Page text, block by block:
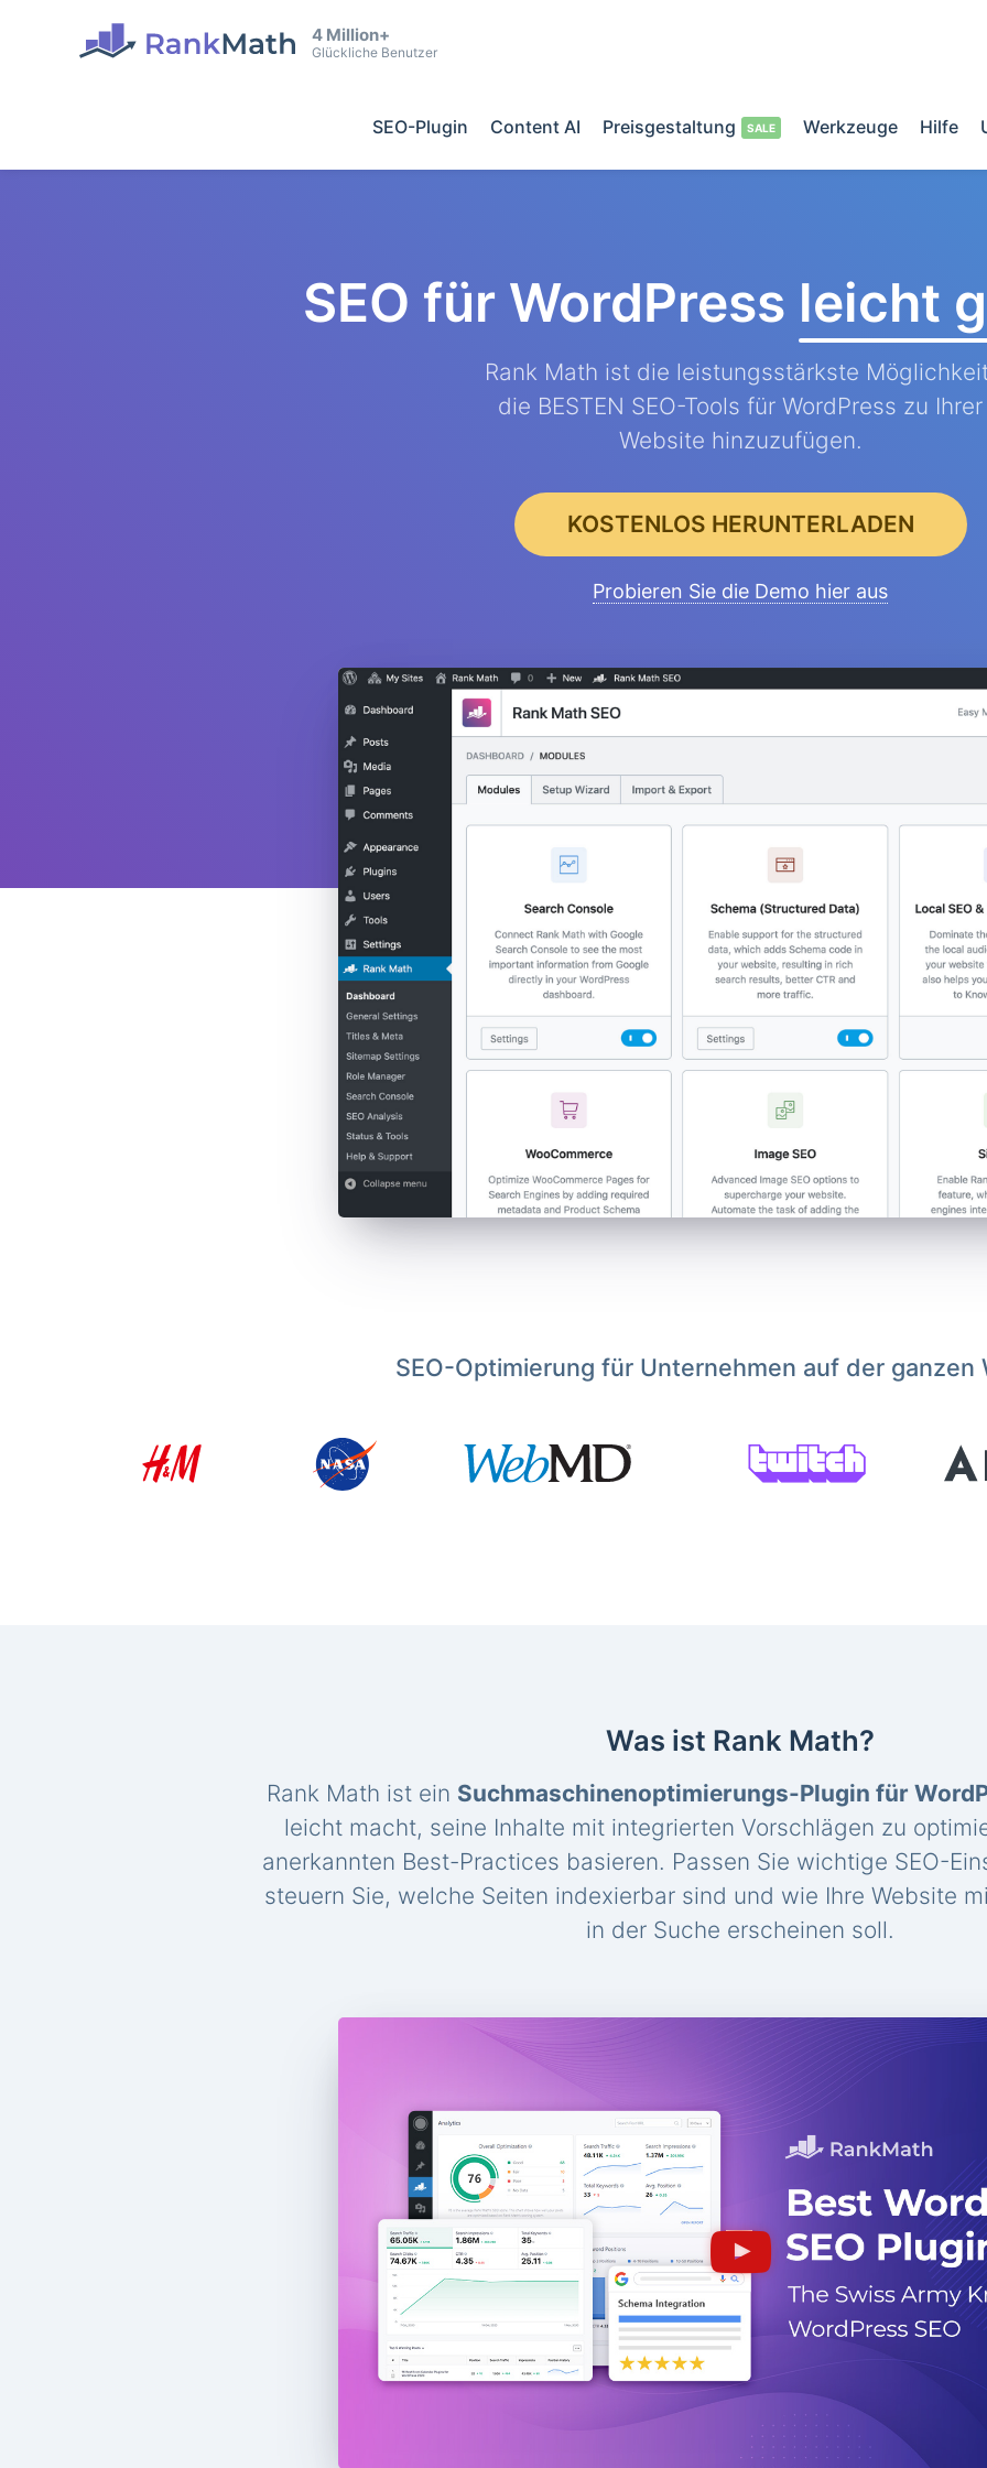
4 Million+
Glückliche Benutzer
SEO-Plugin Content AI Preisgestaltung Werkzeuge Hilfe
SEO für WordPress leicht
Rank Math ist die leistungsstärkste
die BESTEN SEO-Tools für WordPress zu Ihrer
Website hinzuzufügen.
KOSTENLOS HERUNTERLADEN
Probieren Sie die Demo hier aus
SEO-Optimierung für Unternehmen auf der ganzen
Was ist Rank Math?
Rank Math ist ein Suchmaschinenoptimierungs-Plugin für
leicht macht, seine Inhalte mit integrierten Vorschlägen zu
anerkannten Best-Practices basieren. Passen Sie wichtige SEO-
steuern Sie, welche Seiten indexierbar sind und wie Ihre Website
in der Suche erscheinen soll.